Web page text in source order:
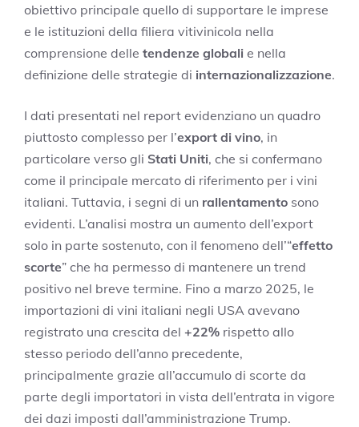
obiettivo principale quello di supportare le imprese
e le istituzioni della filiera vitivinicola nella
comprensione delle tendenze globali e nella
definizione delle strategie di internazionalizzazione.
I dati presentati nel report evidenziano un quadro
piuttosto complesso per l’export di vino, in
particolare verso gli Stati Uniti, che si confermano
come il principale mercato di riferimento per i vini
italiani. Tuttavia, i segni di un rallentamento sono
evidenti. L’analisi mostra un aumento dell’export
solo in parte sostenuto, con il fenomeno dell’“effetto
scorte” che ha permesso di mantenere un trend
positivo nel breve termine. Fino a marzo 2025, le
importazioni di vini italiani negli USA avevano
registrato una crescita del +22% rispetto allo
stesso periodo dell’anno precedente,
principalmente grazie all’accumulo di scorte da
parte degli importatori in vista dell’entrata in vigore
dei dazi imposti dall’amministrazione Trump.